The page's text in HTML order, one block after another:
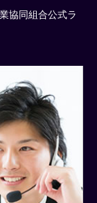
協同組合公式ラ